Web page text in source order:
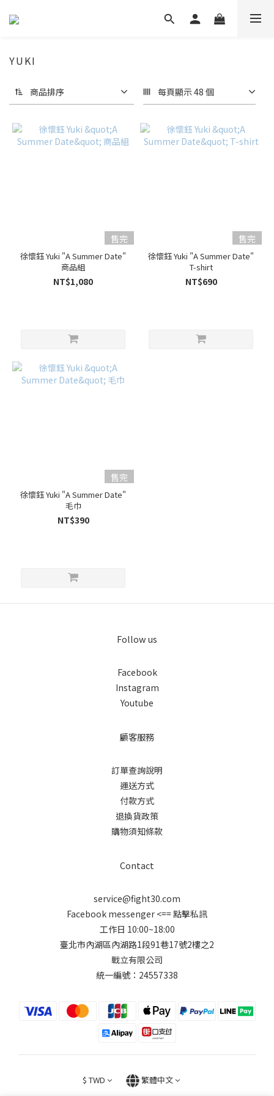
YUKI
商品排序 每頁顯示 48 個
售完
徐懷鈺 Yuki "A Summer Date"
商品組
NT$1,080
售完
徐懷鈺 Yuki "A Summer Date"
T-shirt
NT$690
售完
徐懷鈺 Yuki "A Summer Date"
毛巾
NT$390
Follow us
Facebook
Instagram
Youtube
顧客服務
訂單查詢說明
運送方式
付款方式
退換貨政策
購物須知條款
Contact
service@fight30.com
Facebook messenger <== 點擊私訊
工作日 10:00~18:00
臺北市內湖區內湖路1段91巷17號2樓之2
戰立有限公司
統一編號：24557338
$ TWD 繁體中文